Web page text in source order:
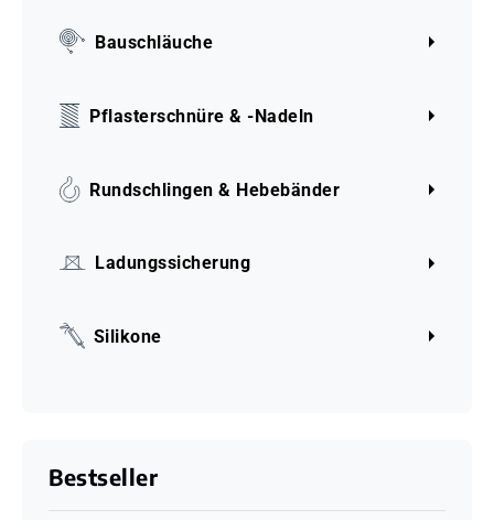
Bauschläuche
Pflasterschnüre & -Nadeln
Rundschlingen & Hebebänder
Ladungssicherung
Silikone
Bestseller